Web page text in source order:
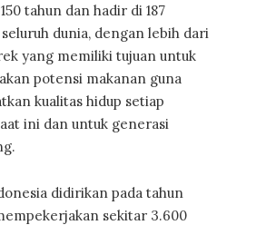
tahun dan hadir di 187
dunia, dengan lebih dari
yang memiliki tujuan untuk
potensi makanan guna
kualitas hidup setiap
ini dan untuk generasi
didirikan pada tahun
sekitar 3.600